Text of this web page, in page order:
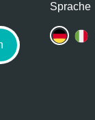
Sprache